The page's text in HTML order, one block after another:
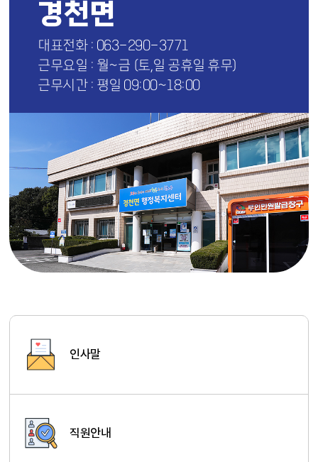
경천면
대표전화 : 063-290-3771
근무요일 : 월~금 (토,일 공휴일 휴무)
근무시간 : 평일 09:00~18:00
인사말
직원안내